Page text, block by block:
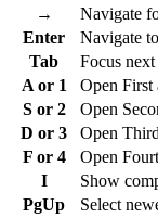
→
Navigate
Enter
Navigate
Tab
Focus
A or 1
Open First
S or 2
Open
D or 3
Open
F or 4
Open
I
Show
PgUp
Select